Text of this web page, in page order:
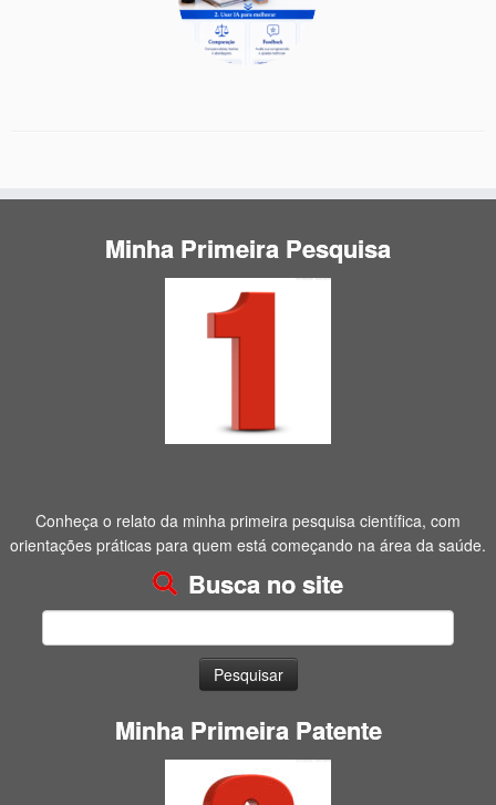
Minha Primeira Pesquisa
Conheça o relato da minha primeira pesquisa científica, com
orientações práticas para quem está começando na área da saúde.
Busca no site
Minha Primeira Patente